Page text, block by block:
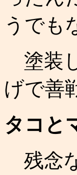
うでも
塗装
げで善
タコと
残念